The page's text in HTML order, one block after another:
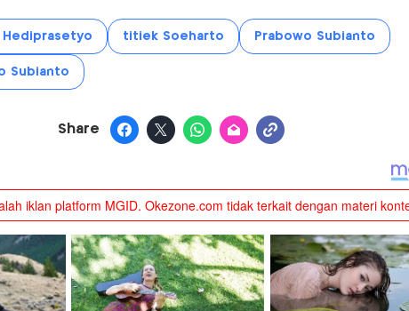
Hediprasetyo titiek Soeharto Prabowo Subianto
Subianto
Share